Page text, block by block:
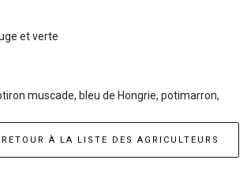
et verte
muscade, bleu de Hongrie, potimarron,
RETOUR À LA LISTE DES AGRICULTEURS